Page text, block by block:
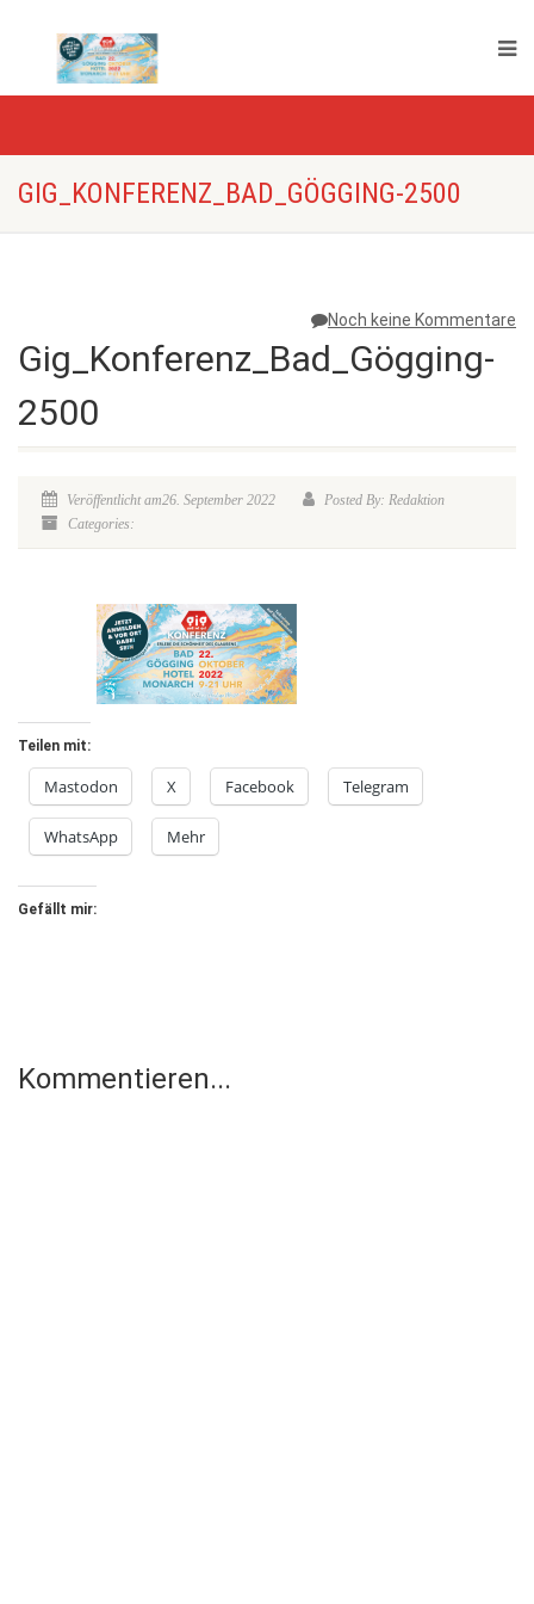
GIG_KONFERENZ_BAD_GÖGGING-2500
Noch keine Kommentare
Gig_Konferenz_Bad_Gögging-
2500
Veröffentlicht am26. September 2022
Posted By: Redaktion
Categories:
Teilen mit:
Mastodon X Facebook Telegram
WhatsApp Mehr
Gefällt mir:
Kommentieren...